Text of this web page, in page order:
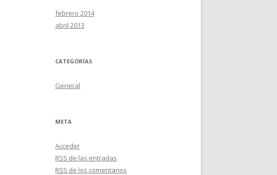
febrero 2014
abril 2013
CATEGORÍAS
General
META
Acceder
RSS de las entradas
RSS de los comentarios